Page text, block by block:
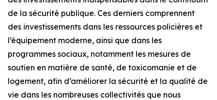
de la sécurité publique. Ces derniers comprennent
des investissements dans les ressources policières et
l’équipement moderne, ainsi que dans les
programmes sociaux, notamment les mesures de
soutien en matière de santé, de toxicomanie et de
logement, afin d’améliorer la sécurité et la qualité de
vie dans les nombreuses collectivités que nous